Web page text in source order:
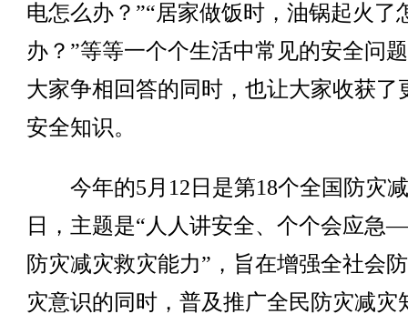
电怎么办？”“居家做饭时，油锅起火了
办？”等等一个个生活中常见的安全问
大家争相回答的同时，也让大家收获了
安全知识。
今年的5月12日是第18个全国防灾
日，主题是“人人讲安全、个个会应急
防灾减灾救灾能力”，旨在增强全社会
灾意识的同时，普及推广全民防灾减灾